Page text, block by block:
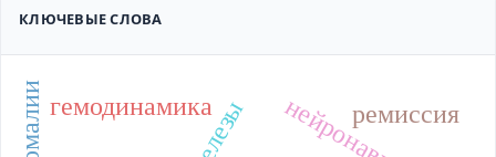
КЛЮЧЕВЫЕ СЛОВА
ремиссия
гемодинамика